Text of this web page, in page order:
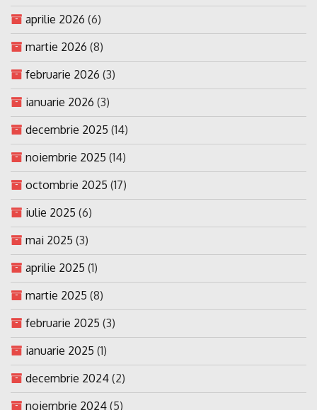
aprilie 2026 (6)
martie 2026 (8)
februarie 2026 (3)
ianuarie 2026 (3)
decembrie 2025 (14)
noiembrie 2025 (14)
octombrie 2025 (17)
iulie 2025 (6)
mai 2025 (3)
aprilie 2025 (1)
martie 2025 (8)
februarie 2025 (3)
ianuarie 2025 (1)
decembrie 2024 (2)
noiembrie 2024 (5)